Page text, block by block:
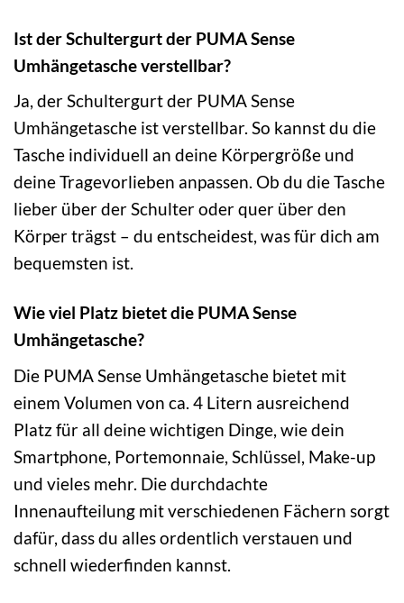
Ist der Schultergurt der PUMA Sense
Umhängetasche verstellbar?
Ja, der Schultergurt der PUMA Sense
Umhängetasche ist verstellbar. So kannst du die
Tasche individuell an deine Körpergröße und
deine Tragevorlieben anpassen. Ob du die Tasche
lieber über der Schulter oder quer über den
Körper trägst – du entscheidest, was für dich am
bequemsten ist.
Wie viel Platz bietet die PUMA Sense
Umhängetasche?
Die PUMA Sense Umhängetasche bietet mit
einem Volumen von ca. 4 Litern ausreichend
Platz für all deine wichtigen Dinge, wie dein
Smartphone, Portemonnaie, Schlüssel, Make-up
und vieles mehr. Die durchdachte
Innenaufteilung mit verschiedenen Fächern sorgt
dafür, dass du alles ordentlich verstauen und
schnell wiederfinden kannst.